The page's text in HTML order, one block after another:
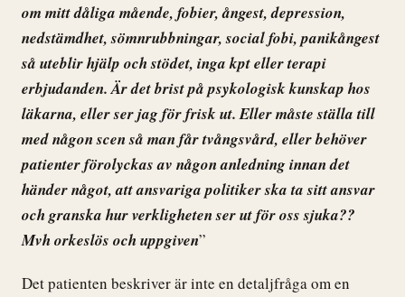
om mitt dåliga mående, fobier, ångest, depression,
nedstämdhet, sömnrubbningar, social fobi, panikångest
så uteblir hjälp och stödet, inga kpt eller terapi
erbjudanden. Är det brist på psykologisk kunskap hos
läkarna, eller ser jag för frisk ut. Eller måste ställa till
med någon scen så man får tvångsvård, eller behöver
patienter förolyckas av någon anledning innan det
händer något, att ansvariga politiker ska ta sitt ansvar
och granska hur verkligheten ser ut för oss sjuka??
Mvh orkeslös och uppgiven”
Det patienten beskriver är inte en detaljfråga om en